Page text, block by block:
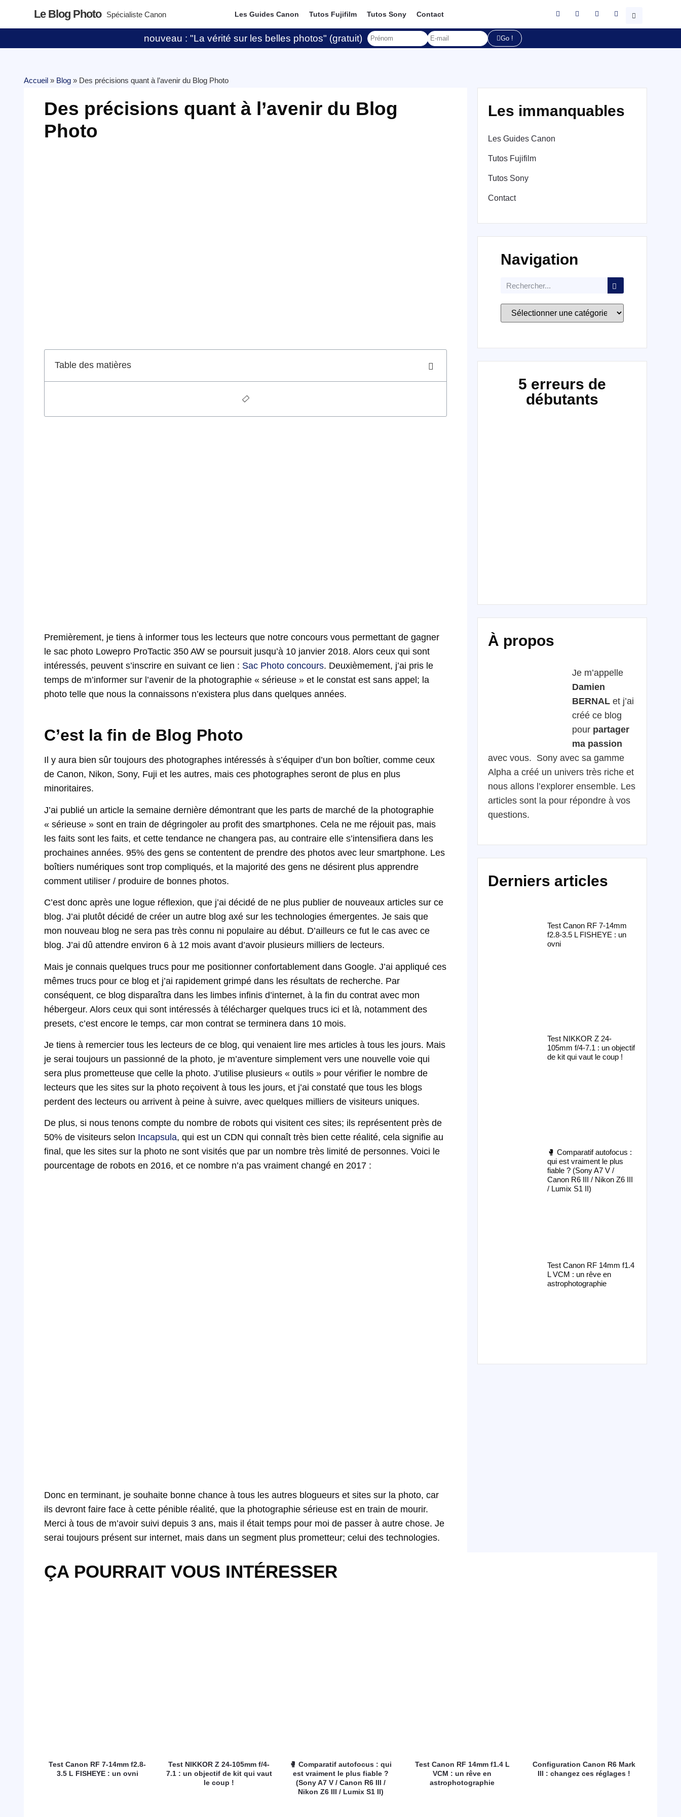
Le Blog Photo Spécialiste Canon Les Guides Canon Tutos Fujifilm Tutos Sony Contact
nouveau : "La vérité sur les belles photos" (gratuit) Go !
Accueil » Blog » Des précisions quant à l’avenir du Blog Photo
Des précisions quant à l’avenir du Blog
Photo
Table des matières
Premièrement, je tiens à informer tous les lecteurs que notre concours vous permettant de gagner
le sac photo Lowepro ProTactic 350 AW se poursuit jusqu’à 10 janvier 2018. Alors ceux qui sont
intéressés, peuvent s’inscrire en suivant ce lien : Sac Photo concours. Deuxièmement, j’ai pris le
temps de m’informer sur l’avenir de la photographie « sérieuse » et le constat est sans appel; la
photo telle que nous la connaissons n’existera plus dans quelques années.
C’est la fin de Blog Photo
Il y aura bien sûr toujours des photographes intéressés à s’équiper d’un bon boîtier, comme ceux
de Canon, Nikon, Sony, Fuji et les autres, mais ces photographes seront de plus en plus
minoritaires.
J’ai publié un article la semaine dernière démontrant que les parts de marché de la photographie
« sérieuse » sont en train de dégringoler au profit des smartphones. Cela ne me réjouit pas, mais
les faits sont les faits, et cette tendance ne changera pas, au contraire elle s’intensifiera dans les
prochaines années. 95% des gens se contentent de prendre des photos avec leur smartphone. Les
boîtiers numériques sont trop compliqués, et la majorité des gens ne désirent plus apprendre
comment utiliser / produire de bonnes photos.
C’est donc après une logue réflexion, que j’ai décidé de ne plus publier de nouveaux articles sur ce
blog. J’ai plutôt décidé de créer un autre blog axé sur les technologies émergentes. Je sais que
mon nouveau blog ne sera pas très connu ni populaire au début. D’ailleurs ce fut le cas avec ce
blog. J’ai dû attendre environ 6 à 12 mois avant d’avoir plusieurs milliers de lecteurs.
Mais je connais quelques trucs pour me positionner confortablement dans Google. J’ai appliqué ces
mêmes trucs pour ce blog et j’ai rapidement grimpé dans les résultats de recherche. Par
conséquent, ce blog disparaîtra dans les limbes infinis d’internet, à la fin du contrat avec mon
hébergeur. Alors ceux qui sont intéressés à télécharger quelques trucs ici et là, notamment des
presets, c’est encore le temps, car mon contrat se terminera dans 10 mois.
Je tiens à remercier tous les lecteurs de ce blog, qui venaient lire mes articles à tous les jours. Mais
je serai toujours un passionné de la photo, je m’aventure simplement vers une nouvelle voie qui
sera plus prometteuse que celle la photo. J’utilise plusieurs « outils » pour vérifier le nombre de
lecteurs que les sites sur la photo reçoivent à tous les jours, et j’ai constaté que tous les blogs
perdent des lecteurs ou arrivent à peine à suivre, avec quelques milliers de visiteurs uniques.
De plus, si nous tenons compte du nombre de robots qui visitent ces sites; ils représentent près de
50% de visiteurs selon Incapsula, qui est un CDN qui connaît très bien cette réalité, cela signifie au
final, que les sites sur la photo ne sont visités que par un nombre très limité de personnes. Voici le
pourcentage de robots en 2016, et ce nombre n’a pas vraiment changé en 2017 :
Donc en terminant, je souhaite bonne chance à tous les autres blogueurs et sites sur la photo, car
ils devront faire face à cette pénible réalité, que la photographie sérieuse est en train de mourir.
Merci à tous de m’avoir suivi depuis 3 ans, mais il était temps pour moi de passer à autre chose. Je
serai toujours présent sur internet, mais dans un segment plus prometteur; celui des technologies.
Les immanquables
Les Guides Canon
Tutos Fujifilm
Tutos Sony
Contact
Navigation
5 erreurs de
débutants
À propos
Je m’appelle
Damien
BERNAL et j’ai
créé ce blog
pour partager
ma passion
avec vous. Sony avec sa gamme
Alpha a créé un univers très riche et
nous allons l’explorer ensemble. Les
articles sont la pour répondre à vos
questions.
Derniers articles
Test Canon RF 7-14mm
f2.8-3.5 L FISHEYE : un
ovni
Test NIKKOR Z 24-
105mm f/4-7.1 : un objectif
de kit qui vaut le coup !
🥊 Comparatif autofocus :
qui est vraiment le plus
fiable ? (Sony A7 V /
Canon R6 III / Nikon Z6 III
/ Lumix S1 II)
Test Canon RF 14mm f1.4
L VCM : un rêve en
astrophotographie
ÇA POURRAIT VOUS INTÉRESSER
Test Canon RF 7-14mm f2.8-
3.5 L FISHEYE : un ovni
Test NIKKOR Z 24-105mm f/4-
7.1 : un objectif de kit qui vaut
le coup !
🥊 Comparatif autofocus : qui
est vraiment le plus fiable ?
(Sony A7 V / Canon R6 III /
Nikon Z6 III / Lumix S1 II)
Test Canon RF 14mm f1.4 L
VCM : un rêve en
astrophotographie
Configuration Canon R6 Mark
III : changez ces réglages !